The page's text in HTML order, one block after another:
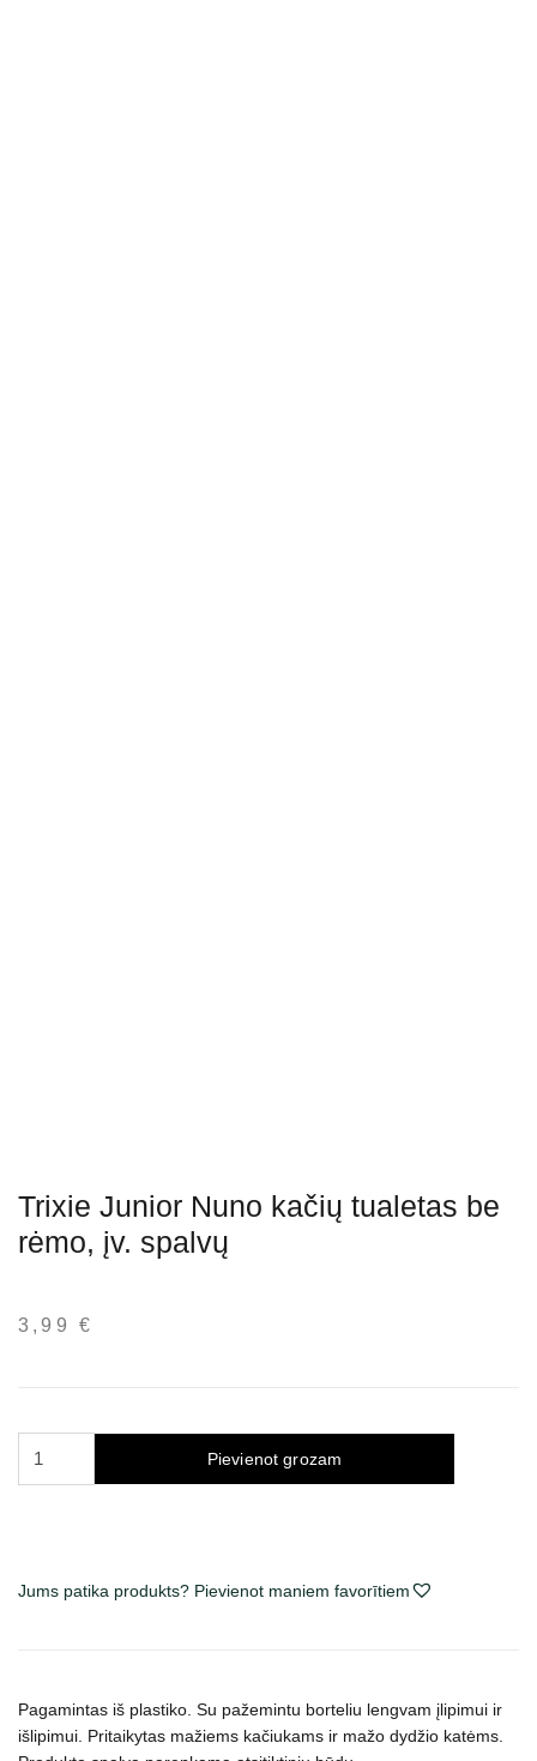
Trixie Junior Nuno kačių tualetas be
rėmo, įv. spalvų
3,99 €
be
daudzums
Pievienot grozam
Jums patika produkts? Pievienot maniem favorītiem
Pagamintas iš plastiko. Su pažemintu borteliu lengvam įlipimui ir
išlipimui. Pritaikytas mažiems kačiukams ir mažo dydžio katėms.